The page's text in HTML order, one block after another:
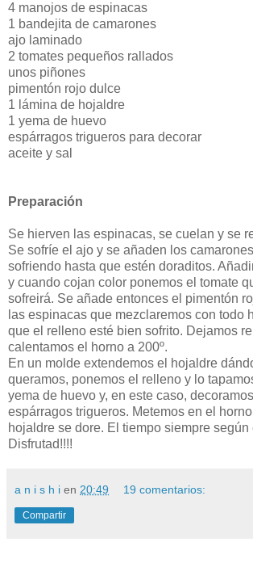
4 manojos de espinacas
1 bandejita de camarones
ajo laminado
2 tomates pequeños rallados
unos piñones
pimentón rojo dulce
1 lámina de hojaldre
1 yema de huevo
espárragos trigueros para decorar
aceite y sal
Preparación
Se hierven las espinacas, se cuelan y se
Se sofríe el ajo y se añaden los
sofriendo hasta que estén doraditos.
y cuando cojan color ponemos el tomate
sofreirá. Se añade entonces el pimentón
las espinacas que mezclaremos con todo
que el relleno esté bien sofrito. Dejamos
calentamos el horno a 200º.
En un molde extendemos el hojaldre
queramos, ponemos el relleno y lo
yema de huevo y, en este caso,
espárragos trigueros. Metemos en el
hojaldre se dore. El tiempo siempre según
Disfrutad!!!!
a n i s h i en 20:49 19 comentarios:
Compartir